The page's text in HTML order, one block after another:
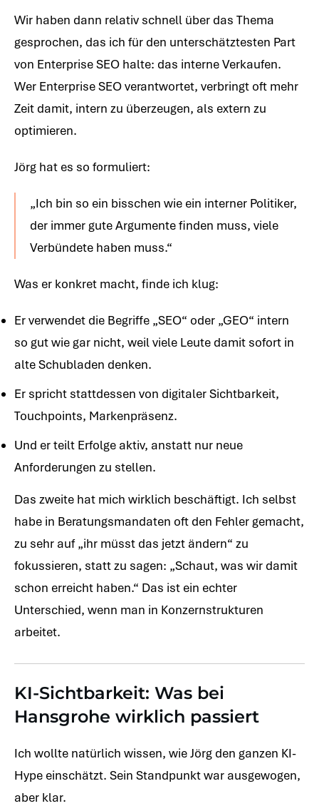
Wir haben dann relativ schnell über das Thema
gesprochen, das ich für den unterschätztesten Part
von Enterprise SEO halte: das interne Verkaufen.
Wer Enterprise SEO verantwortet, verbringt oft mehr
Zeit damit, intern zu überzeugen, als extern zu
optimieren.
Jörg hat es so formuliert:
„Ich bin so ein bisschen wie ein interner Politiker,
der immer gute Argumente finden muss, viele
Verbündete haben muss.“
Was er konkret macht, finde ich klug:
Er verwendet die Begriffe „SEO“ oder „GEO“ intern
so gut wie gar nicht, weil viele Leute damit sofort in
alte Schubladen denken.
Er spricht stattdessen von digitaler Sichtbarkeit,
Touchpoints, Markenpräsenz.
Und er teilt Erfolge aktiv, anstatt nur neue
Anforderungen zu stellen.
Das zweite hat mich wirklich beschäftigt. Ich selbst
habe in Beratungsmandaten oft den Fehler gemacht,
zu sehr auf „ihr müsst das jetzt ändern“ zu
fokussieren, statt zu sagen: „Schaut, was wir damit
schon erreicht haben.“ Das ist ein echter
Unterschied, wenn man in Konzernstrukturen
arbeitet.
KI-Sichtbarkeit: Was bei
Hansgrohe wirklich passiert
Ich wollte natürlich wissen, wie Jörg den ganzen KI-
Hype einschätzt. Sein Standpunkt war ausgewogen,
aber klar.